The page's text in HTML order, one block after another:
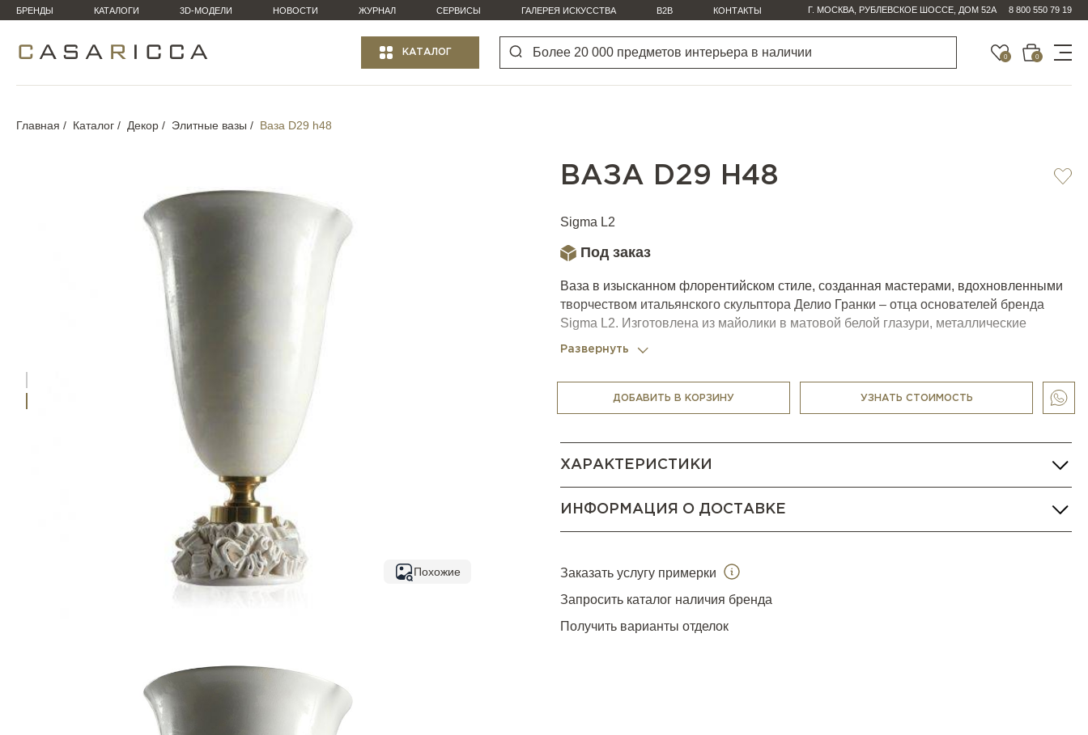
БРЕНДЫ КАТАЛОГИ 3D-МОДЕЛИ НОВОСТИ ЖУРНАЛ СЕРВИСЫ ГАЛЕРЕЯ ИСКУССТВА B2B КОНТАКТЫ Г. МОСКВА, РУБЛЕВСКОЕ ШОССЕ, ДОМ 52А 8 800 550 79 19
КАТАЛОГ 0 0
Главная Каталог Декор Элитные вазы Ваза D29 h48
Похожие
ВАЗА D29 H48
Sigma L2
Под заказ
Ваза в изысканном флорентийском стиле, созданная мастерами, вдохновленными
творчеством итальянского скульптора Делио Гранки – отца основателей бренда
Sigma L2. Изготовлена из майолики в матовой белой глазури, металлические
элементы – из золота.
Развернуть
ДОБАВИТЬ В КОРЗИНУ УЗНАТЬ СТОИМОСТЬ
ХАРАКТЕРИСТИКИ
ИНФОРМАЦИЯ О ДОСТАВКЕ
Заказать услугу примерки
Запросить каталог наличия бренда
Получить варианты отделок